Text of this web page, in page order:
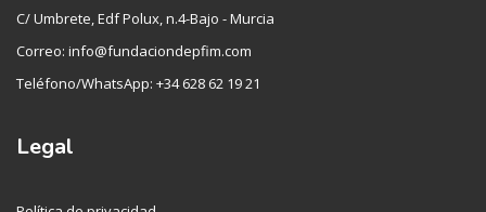
C/ Umbrete, Edf Polux, n.4-Bajo - Murcia
Correo: info@fundaciondepfim.com
Teléfono/WhatsApp: +34 628 62 19 21
Legal